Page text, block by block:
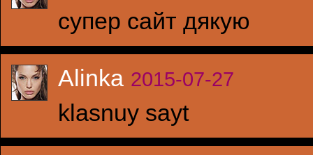
супер сайт дякую
Alinka 2015-07-27
klasnuy sayt